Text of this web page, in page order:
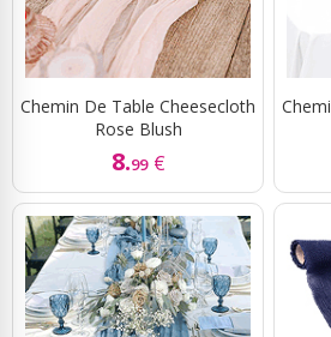
Chemin De Table Cheesecloth
Rose Blush
8.99 €